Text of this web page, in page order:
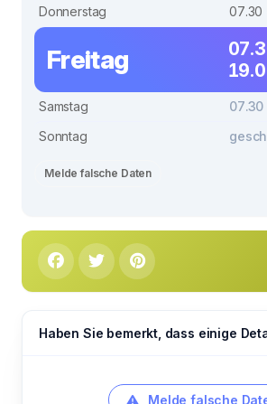
Donnerstag
07.30
Freitag
Samstag
Sonntag
Melde falsche Daten
Haben Sie bemerkt, dass einige
Melde falsche